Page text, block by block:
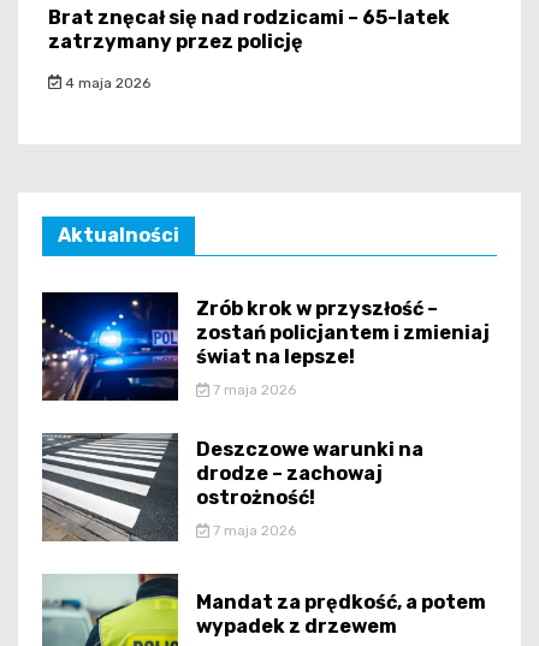
Brat znęcał się nad rodzicami – 65-latek
zatrzymany przez policję
4 maja 2026
Aktualności
Zrób krok w przyszłość –
zostań policjantem i zmieniaj
świat na lepsze!
7 maja 2026
Deszczowe warunki na
drodze – zachowaj
ostrożność!
7 maja 2026
Mandat za prędkość, a potem
wypadek z drzewem